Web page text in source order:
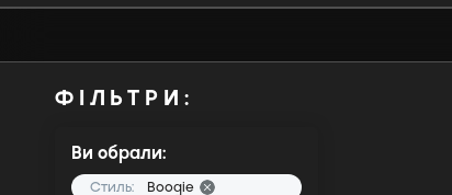
ФІЛЬТРИ:
Ви обрали:
Стиль: Boogie